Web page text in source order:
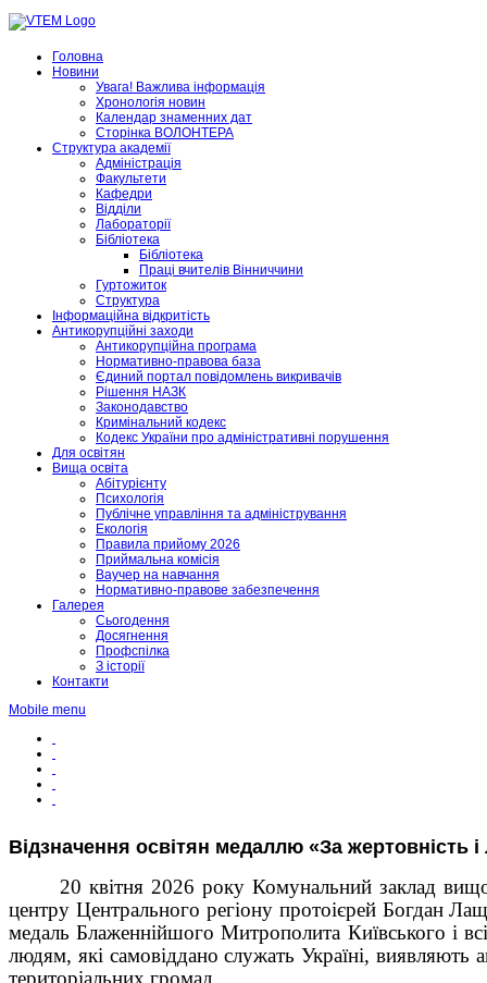
Головна
Новини
Увага! Важлива інформація
Хронологія новин
Календар знаменних дат
Сторінка ВОЛОНТЕРА
Структура академії
Адміністрація
Факультети
Кафедри
Відділи
Лабораторії
Бібліотека
Бібліотека
Праці вчителів Вінниччини
Гуртожиток
Структура
Інформаційна відкритість
Антикорупційні заходи
Антикорупційна програма
Нормативно-правова база
Єдиний портал повідомлень викривачів
Рішення НАЗК
Законодавство
Кримінальний кодекс
Кодекс України про адміністративні порушення
Для освітян
Вища освіта
Абітурієнту
Психологія
Публічне управління та адміністрування
Екологія
Правила прийому 2026
Приймальна комісія
Ваучер на навчання
Нормативно-правове забезпечення
Галерея
Сьогодення
Досягнення
Профспілка
З історії
Контакти
Mobile menu
Відзначення освітян медаллю «За жертовність
20 квітня 2026 року Комунальний заклад
центру Центрального регіону протоієрей Богдан
медаль Блаженнійшого Митрополита Київського і
людям, які самовіддано служать Україні,
територіальних громад.